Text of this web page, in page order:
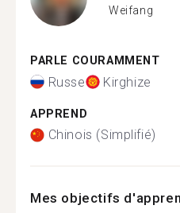
Weifang
PARLE COURAMMENT
Russe Kirghize
APPREND
Chinois (Simplifié)
Mes objectifs